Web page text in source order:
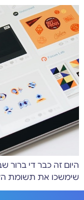
היום זה כבר די ברור
שימשכו את תשומת